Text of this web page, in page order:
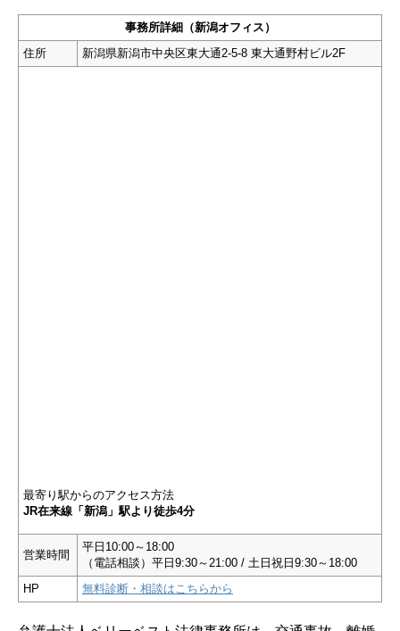
事務所詳細（新潟オフィス）
住所
新潟県新潟市中央区東大通2-5-8 東大通野村ビル2F
最寄り駅からのアクセス方法
JR在来線「新潟」駅より徒歩4分
営業時間
平日10:00～18:00
（電話相談）平日9:30～21:00 / 土日祝日9:30～18:00
HP
無料診断・相談はこちらから